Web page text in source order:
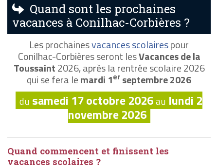
Quand sont les prochaines
vacances à Conilhac-Corbières ?
Les prochainesvacances scolairespour
Conilhac-Corbières seront lesVacances de la
Toussaint2026, après la rentrée scolaire 2026
qui se fera lemardi 1er septembre 2026
du samedi 17 octobre 2026au lundi 2
novembre 2026
Quand commencent et finissent les
vacances scolaires ?